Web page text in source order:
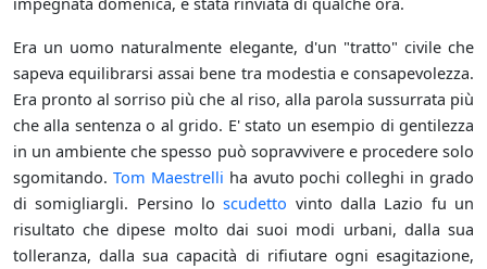
Era un uomo naturalmente elegante, d'un "tratto" civile che
sapeva equilibrarsi assai bene tra modestia e consapevolezza.
Era pronto al sorriso più che al riso, alla parola sussurrata più
che alla sentenza o al grido. E' stato un esempio di gentilezza
in un ambiente che spesso può sopravvivere e procedere solo
sgomitando. Tom Maestrelli ha avuto pochi colleghi in grado
di somigliargli. Persino loscudetto vinto dalla Lazio fu un
risultato che dipese molto dai suoi modi urbani, dalla sua
tolleranza, dalla sua capacità di rifiutare ogni esagitazione,